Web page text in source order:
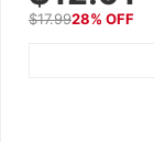
$17.9928% OFF